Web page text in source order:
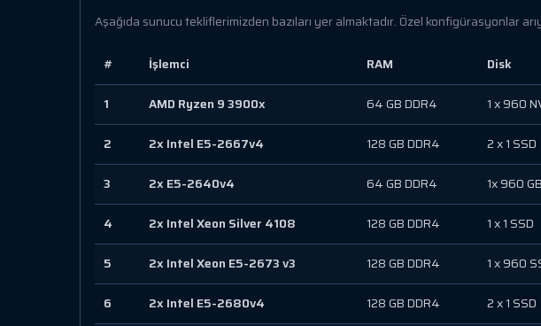
Aşağıda sunucu tekliflerimizden bazıları yer almaktadır. Özel konfigürasyonlar
# İşlemci RAM Disk
1 AMD Ryzen 9 3900x 64 GB DDR4 1 x 960
2 2x Intel E5-2667v4 128 GB DDR4 2 x 1 SSD
3 2x E5-2640v4 64 GB DDR4 1x 960
4 2x Intel Xeon Silver 4108 128 GB DDR4 1 x 1 SSD
5 2x Intel Xeon E5-2673 v3 128 GB DDR4 1 x 960
6 2x Intel E5-2680v4 128 GB DDR4 2 x 1 SSD